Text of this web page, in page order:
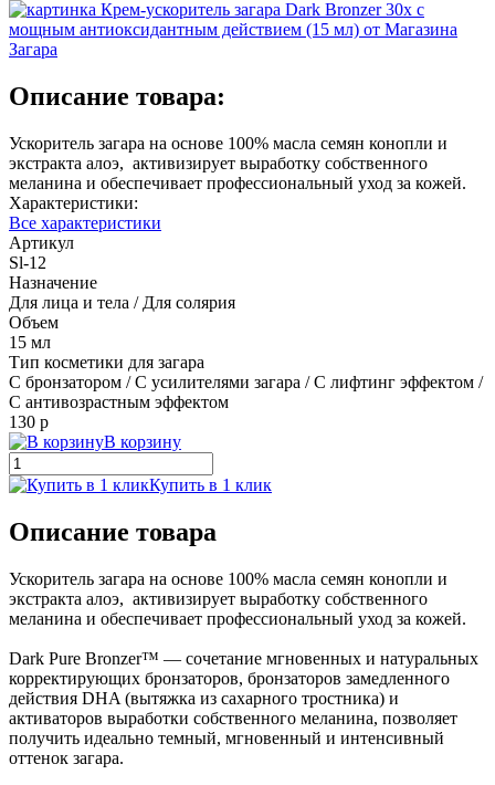
Описание товара:
Ускоритель загара на основе 100% масла семян конопли и
экстракта алоэ, активизирует выработку собственного
меланина и обеспечивает профессиональный уход за кожей.
Характеристики:
Все характеристики
Артикул
Sl-12
Назначение
Для лица и тела / Для солярия
Объем
15 мл
Тип косметики для загара
С бронзатором / С усилителями загара / С лифтинг эффектом /
С антивозрастным эффектом
130 р
В корзину
Купить в 1 клик
Описание товара
Ускоритель загара на основе 100% масла семян конопли и
экстракта алоэ, активизирует выработку собственного
меланина и обеспечивает профессиональный уход за кожей.
Dark Pure Bronzer™ — сочетание мгновенных и натуральных
корректирующих бронзаторов, бронзаторов замедленного
действия DHA (вытяжка из сахарного тростника) и
активаторов выработки собственного меланина, позволяет
получить идеально темный, мгновенный и интенсивный
оттенок загара.